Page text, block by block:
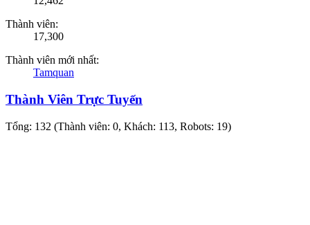
Thành viên:
17,300
Thành viên mới nhất:
Tamquan
Thành Viên Trực Tuyến
Tổng: 132 (Thành viên: 0, Khách: 113, Robots: 19)